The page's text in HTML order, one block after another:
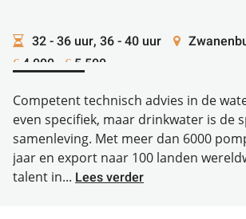
32 - 36 uur, 36 - 40 uur
€ 4.000 - € 5.500
Competent technisch advies in de
even specifiek, maar drinkwater is de
samenleving. Met meer dan 6000
jaar en export naar 100 landen
talent in... Lees verder